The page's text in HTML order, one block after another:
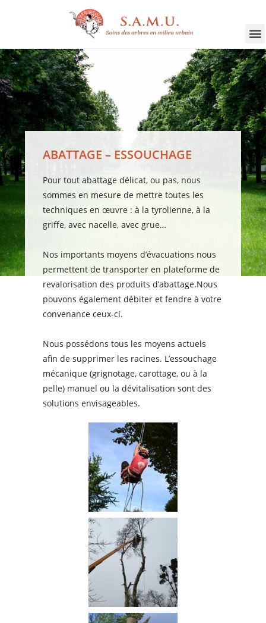
ABATTAGE – ESSOUCHAGE
Pour tout abattage délicat, ou pas, nous
sommes en mesure de mettre toutes les
techniques en œuvre : à la tyrolienne, à la
griffe, avec nacelle, avec grue…
Nos importants moyens d’évacuations nous
permettent de transporter en plateforme de
revalorisation des produits d’abattage.Nous
pouvons également débiter et fendre à votre
convenance ceux-ci.
Nous possédons tous les moyens actuels
afin de supprimer les racines. L’essouchage
mécanique (grignotage, carottage, ou à la
pelle) manuel ou la dévitalisation sont des
solutions envisageables.